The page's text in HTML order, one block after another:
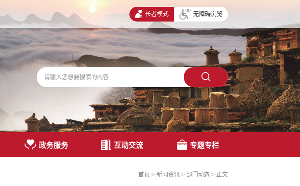
长者模式 无障碍浏览
政务服务 互动交流 专题专栏
首页 > 新闻资讯 > 部门动态 > 正文